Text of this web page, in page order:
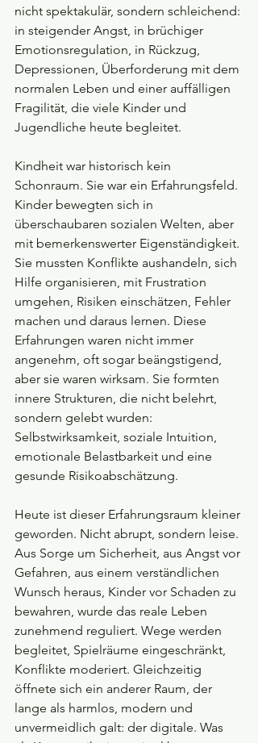
nicht spektakulär, sondern schleichend:
in steigender Angst, in brüchiger
Emotionsregulation, in Rückzug,
Depressionen, Überforderung mit dem
normalen Leben und einer auffälligen
Fragilität, die viele Kinder und
Jugendliche heute begleitet.
Kindheit war historisch kein
Schonraum. Sie war ein Erfahrungsfeld.
Kinder bewegten sich in
überschaubaren sozialen Welten, aber
mit bemerkenswerter Eigenständigkeit.
Sie mussten Konflikte aushandeln, sich
Hilfe organisieren, mit Frustration
umgehen, Risiken einschätzen, Fehler
machen und daraus lernen. Diese
Erfahrungen waren nicht immer
angenehm, oft sogar beängstigend,
aber sie waren wirksam. Sie formten
innere Strukturen, die nicht belehrt,
sondern gelebt wurden:
Selbstwirksamkeit, soziale Intuition,
emotionale Belastbarkeit und eine
gesunde Risikoabschätzung.
Heute ist dieser Erfahrungsraum kleiner
geworden. Nicht abrupt, sondern leise.
Aus Sorge um Sicherheit, aus Angst vor
Gefahren, aus einem verständlichen
Wunsch heraus, Kinder vor Schaden zu
bewahren, wurde das reale Leben
zunehmend reguliert. Wege werden
begleitet, Spielräume eingeschränkt,
Konflikte moderiert. Gleichzeitig
öffnete sich ein anderer Raum, der
lange als harmlos, modern und
unvermeidlich galt: der digitale. Was